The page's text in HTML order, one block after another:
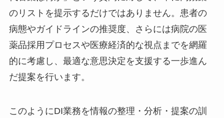
のリストを提示するだけではありません。患者の
病態やガイドラインの推奨度、さらには病院の医
薬品採用プロセスや医療経済的な視点までを網羅
的に考慮し、最適な意思決定を支援する一歩進ん
だ提案を行います。
このようにDI業務を情報の整理・分析・提案の訓